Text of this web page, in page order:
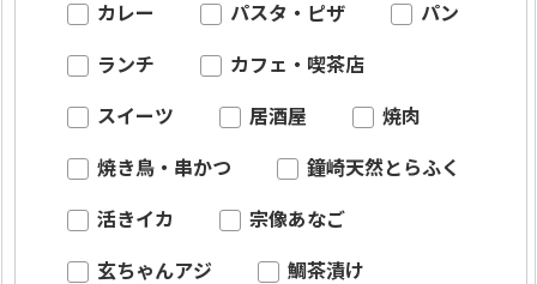
カレー パスタ・ピザ パン
ランチ カフェ・喫茶店
スイーツ 居酒屋 焼肉
焼き鳥・串かつ 鐘崎天然とらふく
活きイカ 宗像あなご
玄ちゃんアジ 鯛茶漬け